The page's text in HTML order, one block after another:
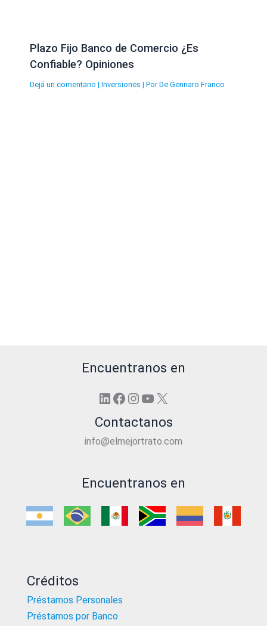
Plazo Fijo Banco de Comercio ¿Es
Confiable? Opiniones
Dejá un comentario | Inversiones | Por De Gennaro Franco
Encuentranos en
LinkedIn
Facebook
Instagram
YouTube
X
Contactanos
info@elmejortrato.com
Encuentranos en
Créditos
Préstamos Personales
Préstamos por Banco